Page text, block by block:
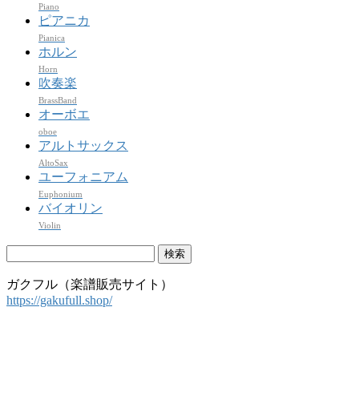
Piano
ピアニカ
Pianica
ホルン
Horn
吹奏楽
BrassBand
オーボエ
oboe
アルトサックス
AltoSax
ユーフォニアム
Euphonium
バイオリン
Violin
ガクフル（楽譜販売サイト）
https://gakufull.shop/